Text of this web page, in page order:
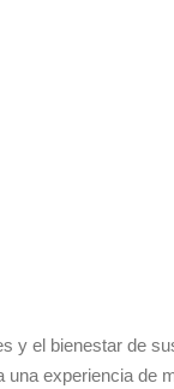
el bienestar de
experiencia de